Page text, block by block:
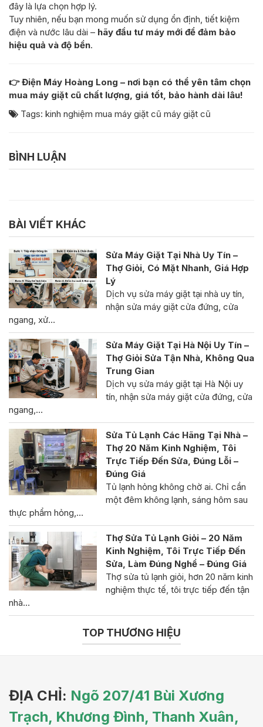
đây là lựa chọn hợp lý.
Tuy nhiên, nếu bạn mong muốn sử dụng ổn định, tiết kiệm
điện và nước lâu dài – hãy đầu tư máy mới để đảm bảo
hiệu quả và độ bền.
👉 Điện Máy Hoàng Long – nơi bạn có thể yên tâm chọn
mua máy giặt cũ chất lượng, giá tốt, bảo hành dài lâu!
Tags: kinh nghiệm mua máy giặt cũ máy giặt cũ
BÌNH LUẬN
BÀI VIẾT KHÁC
Sửa Máy Giặt Tại Nhà Uy Tín –
Thợ Giỏi, Có Mặt Nhanh, Giá Hợp
Lý
Dịch vụ sửa máy giặt tại nhà uy tín,
nhận sửa máy giặt cửa đứng, cửa
ngang, xử…
Sửa Máy Giặt Tại Hà Nội Uy Tín –
Thợ Giỏi Sửa Tận Nhà, Không Qua
Trung Gian
Dịch vụ sửa máy giặt tại Hà Nội uy
tín, nhận sửa máy giặt cửa đứng, cửa
ngang,…
Sửa Tủ Lạnh Các Hãng Tại Nhà –
Thợ 20 Năm Kinh Nghiệm, Tôi
Trực Tiếp Đến Sửa, Đúng Lỗi –
Đúng Giá
Tủ lạnh hỏng không chờ ai. Chỉ cần
một đêm không lạnh, sáng hôm sau
thực phẩm hỏng,…
Thợ Sửa Tủ Lạnh Giỏi – 20 Năm
Kinh Nghiệm, Tôi Trực Tiếp Đến
Sửa, Làm Đúng Nghề – Đúng Giá
Thợ sửa tủ lạnh giỏi, hơn 20 năm kinh
nghiệm thực tế, tôi trực tiếp đến tận
nhà…
TOP THƯƠNG HIỆU
ĐỊA CHỈ: Ngõ 207/41 Bùi Xương
Trạch, Khương Đình, Thanh Xuân,